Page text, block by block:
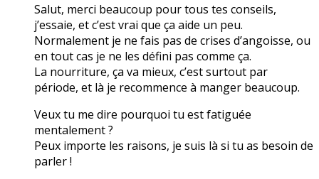
Salut, merci beaucoup pour tous tes conseils,
j’essaie, et c’est vrai que ça aide un peu.
Normalement je ne fais pas de crises d’angoisse, ou
en tout cas je ne les défini pas comme ça.
La nourriture, ça va mieux, c’est surtout par
période, et là je recommence à manger beaucoup.
Veux tu me dire pourquoi tu est fatiguée
mentalement ?
Peux importe les raisons, je suis là si tu as besoin de
parler !